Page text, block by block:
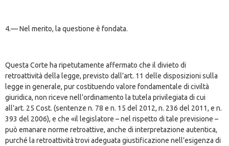
4.— Nel merito, la questione è fondata.
Questa Corte ha ripetutamente affermato che il divieto di
retroattività della legge, previsto dall’art. 11 delle disposizioni sulla
legge in generale, pur costituendo valore fondamentale di civiltà
giuridica, non riceve nell’ordinamento la tutela privilegiata di cui
all’art. 25 Cost. (sentenze n. 78 e n. 15 del 2012, n. 236 del 2011, e n.
393 del 2006), e che «il legislatore – nel rispetto di tale previsione –
può emanare norme retroattive, anche di interpretazione autentica,
purché la retroattività trovi adeguata giustificazione nell’esigenza di